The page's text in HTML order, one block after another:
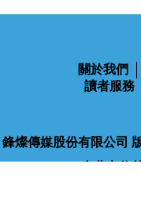
關於我們
讀者服務
鋒燦傳媒股份有限公司